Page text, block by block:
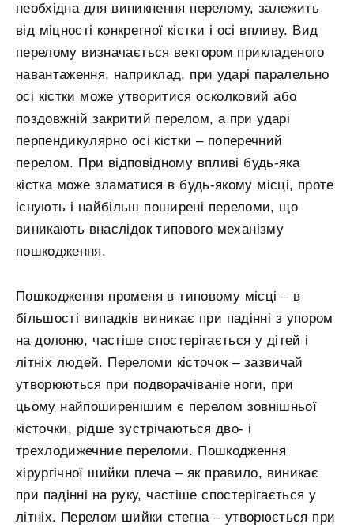
необхідна для виникнення перелому, залежить
від міцності конкретної кістки і осі впливу. Вид
перелому визначається вектором прикладеного
навантаження, наприклад, при ударі паралельно
осі кістки може утворитися осколковий або
поздовжній закритий перелом, а при ударі
перпендикулярно осі кістки – поперечний
перелом. При відповідному впливі будь-яка
кістка може зламатися в будь-якому місці, проте
існують і найбільш поширені переломи, що
виникають внаслідок типового механізму
пошкодження.
Пошкодження променя в типовому місці – в
більшості випадків виникає при падінні з упором
на долоню, частіше спостерігається у дітей і
літніх людей. Переломи кісточок – зазвичай
утворюються при подворачіваніе ноги, при
цьому найпоширенішим є перелом зовнішньої
кісточки, рідше зустрічаються дво- і
трехлодижечние переломи. Пошкодження
хірургічної шийки плеча – як правило, виникає
при падінні на руку, частіше спостерігається у
літніх. Перелом шийки стегна – утворюється при